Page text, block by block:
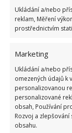
Ukládání a/nebo
reklam, Měření
prostřednictvím
Marketing
Ukládání a/nebo
omezených údajů k
personalizovanou
personalizované
obsah, Používání
Rozvoj a
obsahu.
chladnoucí
energií. Také
seřízená do